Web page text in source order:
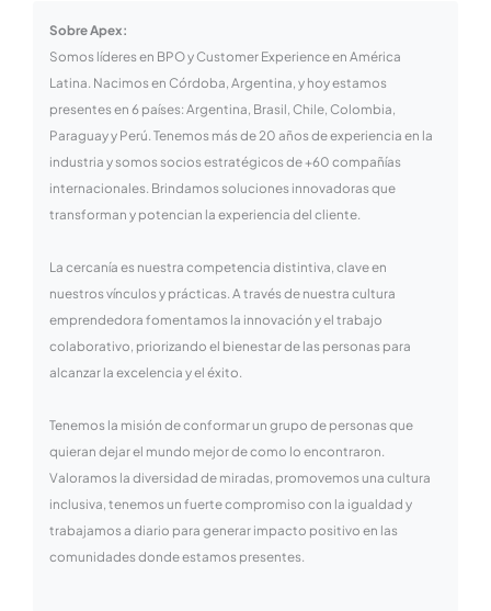
Sobre Apex:
Somos líderes en BPO y Customer Experience en América
Latina. Nacimos en Córdoba, Argentina, y hoy estamos
presentes en 6 países: Argentina, Brasil, Chile, Colombia,
Paraguay y Perú. Tenemos más de 20 años de experiencia en la
industria y somos socios estratégicos de +60 compañías
internacionales. Brindamos soluciones innovadoras que
transforman y potencian la experiencia del cliente.
La cercanía es nuestra competencia distintiva, clave en
nuestros vínculos y prácticas. A través de nuestra cultura
emprendedora fomentamos la innovación y el trabajo
colaborativo, priorizando el bienestar de las personas para
alcanzar la excelencia y el éxito.
Tenemos la misión de conformar un grupo de personas que
quieran dejar el mundo mejor de como lo encontraron.
Valoramos la diversidad de miradas, promovemos una cultura
inclusiva, tenemos un fuerte compromiso con la igualdad y
trabajamos a diario para generar impacto positivo en las
comunidades donde estamos presentes.